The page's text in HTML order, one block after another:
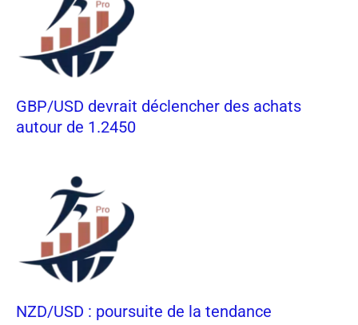
GBP/USD devrait déclencher des achats
autour de 1.2450
NZD/USD : poursuite de la tendance